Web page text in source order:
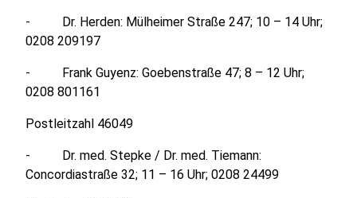
- Dr. Herden: Mülheimer Straße 247; 10 – 14 Uhr;
0208 209197
- Frank Guyenz: Goebenstraße 47; 8 – 12 Uhr;
0208 801161
Postleitzahl 46049
- Dr. med. Stepke / Dr. med. Tiemann:
Concordiastraße 32; 11 – 16 Uhr; 0208 24499